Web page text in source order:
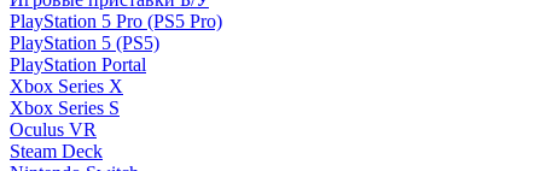
PlayStation 5 Pro (PS5 Pro)
PlayStation 5 (PS5)
PlayStation Portal
Xbox Series X
Xbox Series S
Oculus VR
Steam Deck